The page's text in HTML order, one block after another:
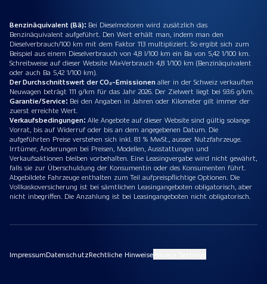
Benzinäquivalent (Bä): Bei Dieselmotoren wird zusätzlich das
Benzinäquivalent aufgeführt. Den Wert erhält man, indem man den
Dieselverbrauch/100 km mit dem Faktor 113 multipliziert. So ergibt sich zum
Beispiel aus einem Dieselverbrauch von 4,8 l/100 km ein Ba von 5,42 1/100 km.
Schreibweise auf dieser Website Mix-Verbrauch 4,8 1/100 km (Benzinäquivalent
oder auch Ba 5,42 1/100 km).
Der Durchschnittswert der CO₂-Emissionenaller in der Schweiz verkauften
Neuwagen beträgt 111 g/km für das Jahr 2026. Der Zielwert liegt bei 93.6 g/km.
Garantie/Service: Bei den Angaben in Jahren oder Kilometer gilt immer der
zuerst erreichte Wert.
Verkaufsbedingungen: Alle Angebote auf dieser Website sind gültig solange
Vorrat, bis auf Widerruf oder bis an dem angegebenen Datum. Die
aufgeführten Preise verstehen sich inkl. 8.1 % MwSt., ausser Nutzfahrzeuge.
Irrtümer, Änderungen bei Preisen, Modellen, Ausstattungen und
Verkaufsaktionen bleiben vorbehalten. Eine Leasingvergabe wird nicht gewährt,
falls sie zur Überschuldung der Konsumentin oder des Konsumenten führt.
Abgebildete Fahrzeuge enthalten zum Teil aufpreispflichtige Optionen. Die
Vollkaskoversicherung ist bei sämtlichen Leasingangeboten obligatorisch, aber
nicht inbegriffen. Die Anzahlung ist bei Leasingangeboten nicht obligatorisch.
ImpressumDatenschutzRechtliche Hinweise